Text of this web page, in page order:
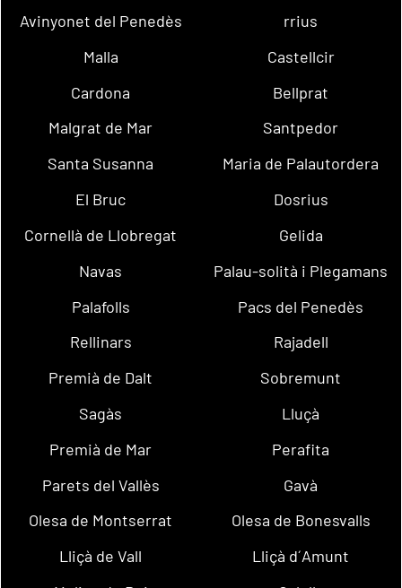
Avinyonet del Penedès
rrius
Malla
Castellcir
Cardona
Bellprat
Malgrat de Mar
Santpedor
Santa Susanna
Maria de Palautordera
El Bruc
Dosrius
Cornellà de Llobregat
Gelida
Navas
Palau-solità i Plegamans
Palafolls
Pacs del Penedès
Rellinars
Rajadell
Premià de Dalt
Sobremunt
Sagàs
Lluçà
Premià de Mar
Perafita
Parets del Vallès
Gavà
Olesa de Montserrat
Olesa de Bonesvalls
Lliçà de Vall
Lliçà d´Amunt